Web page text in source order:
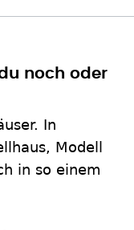
noch oder
In
Modell
in so einem